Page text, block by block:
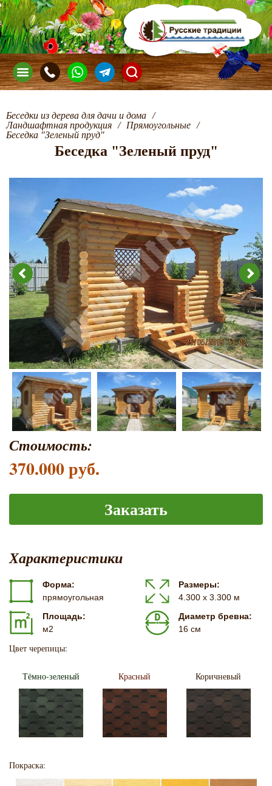
Беседки из дерева для дачи и дома /
Ландшафтная продукция / Прямоугольные /
Беседка "Зеленый пруд"
Беседка "Зеленый пруд"
Стоимость:
370.000 руб.
Заказать
Характеристики
Форма:
прямоугольная
Размеры:
4.300 х 3.300 м
Площадь:
м2
Диаметр бревна:
16 см
Цвет черепицы:
Тёмно-зеленый Красный Коричневый
Покраска: